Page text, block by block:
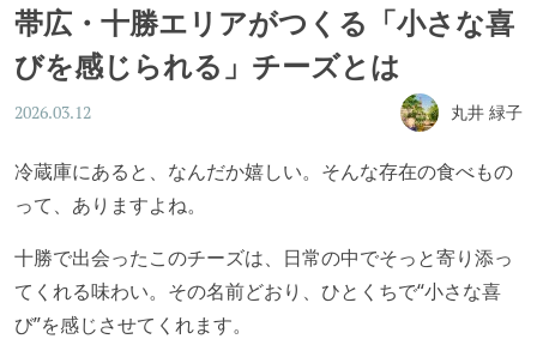
帯広・十勝エリアがつくる「小さな喜
びを感じられる」チーズとは
2026.03.12 丸井 緑子
冷蔵庫にあると、なんだか嬉しい。そんな存在の食べもの
って、ありますよね。
十勝で出会ったこのチーズは、日常の中でそっと寄り添っ
てくれる味わい。その名前どおり、ひとくちで“小さな喜
び”を感じさせてくれます。